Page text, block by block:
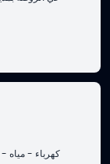
كهرباء -مياه -